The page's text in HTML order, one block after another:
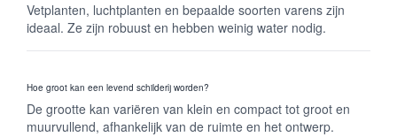
Vetplanten, luchtplanten en bepaalde soorten varens zijn
ideaal. Ze zijn robuust en hebben weinig water nodig.
Hoe groot kan een levend schilderij worden?
De grootte kan variëren van klein en compact tot groot en
muurvullend, afhankelijk van de ruimte en het ontwerp.